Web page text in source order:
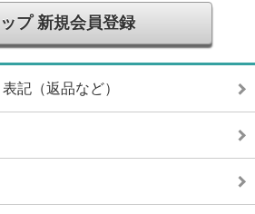
プ 新規会員登録
記（返品など）